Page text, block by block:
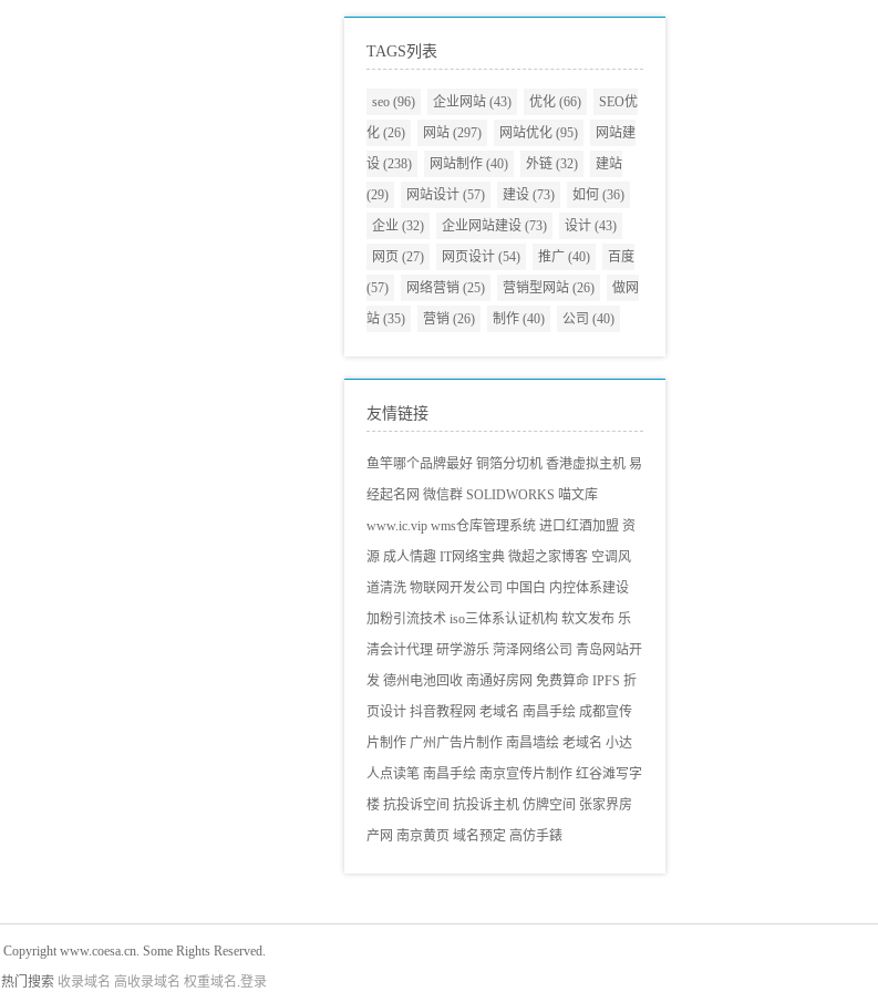
TAGS列表
seo (96) 企业网站 (43) 优化 (66)
SEO优
化 (26) 网站 (297) 网站优化 (95)
网站建
设 (238) 网站制作 (40) 外链 (32)
建站
(29)
网站设计 (57) 建设 (73) 如何 (36)
企业 (32) 企业网站建设 (73) 设计 (43)
网页 (27) 网页设计 (54) 推广 (40)
百度
(57)
网络营销 (25) 营销型网站 (26)
做网
站 (35) 营销 (26) 制作 (40) 公司 (40)
友情链接
鱼竿哪个品牌最好 铜箔分切机 香港虚拟主机 易
经起名网 微信群 SOLIDWORKS 喵文库
www.ic.vip wms仓库管理系统 进口红酒加盟 资
源 成人情趣 IT网络宝典 微超之家博客 空调风
道清洗 物联网开发公司 中国白 内控体系建设
加粉引流技术 iso三体系认证机构 软文发布 乐
清会计代理 研学游乐 菏泽网络公司 青岛网站开
发 德州电池回收 南通好房网 免费算命 IPFS 折
页设计 抖音教程网 老域名 南昌手绘 成都宣传
片制作 广州广告片制作 南昌墙绘 老域名 小达
人点读笔 南昌手绘 南京宣传片制作 红谷滩写字
楼 抗投诉空间 抗投诉主机 仿牌空间 张家界房
产网 南京黄页 域名预定 高仿手錶
Copyright www.coesa.cn. Some Rights Reserved.
热门搜索 收录域名 高收录域名 权重域名 .登录